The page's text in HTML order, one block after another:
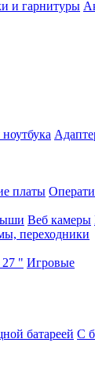
и гарнитуры
платы
Веб камеры
переходники
" Игровые
батареей С